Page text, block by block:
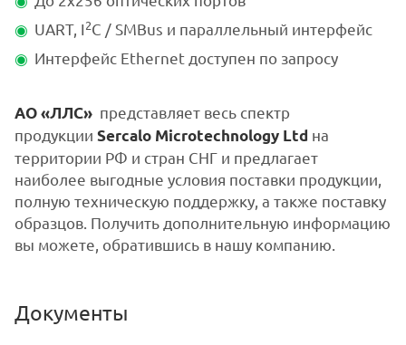
UART, I2C / SMBus и параллельный интерфейс
Интерфейс Ethernet доступен по запросу
АО «ЛЛС» представляет весь спектр
продукции Sercalo Microtechnology Ltd на
территории РФ и стран СНГ и предлагает
наиболее выгодные условия поставки продукции,
полную техническую поддержку, а также поставку
образцов. Получить дополнительную информацию
вы можете, обратившись в нашу компанию.
Документы